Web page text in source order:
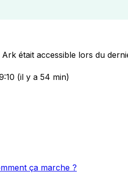
Ark était accessible lors du
(il y a 54 min)
ça marche ?